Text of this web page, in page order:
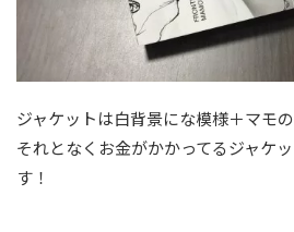
ジャケットは白背景にな模様＋マモ
それとなくお金がかかってるジャケ
す！